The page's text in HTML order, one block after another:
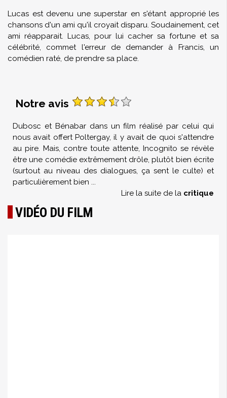
Lucas est devenu une superstar en s'étant approprié les
chansons d'un ami qu'il croyait disparu. Soudainement, cet
ami réapparait. Lucas, pour lui cacher sa fortune et sa
célébrité, commet l'erreur de demander à Francis, un
comédien raté, de prendre sa place.
Notre avis
Dubosc et Bénabar dans un film réalisé par celui qui
nous avait offert Poltergay, il y avait de quoi s'attendre
au pire. Mais, contre toute attente, Incognito se révèle
être une comédie extrêmement drôle, plutôt bien écrite
(surtout au niveau des dialogues, ça sent le culte) et
particulièrement bien ...
Lire la suite de la critique
VIDÉO DU FILM